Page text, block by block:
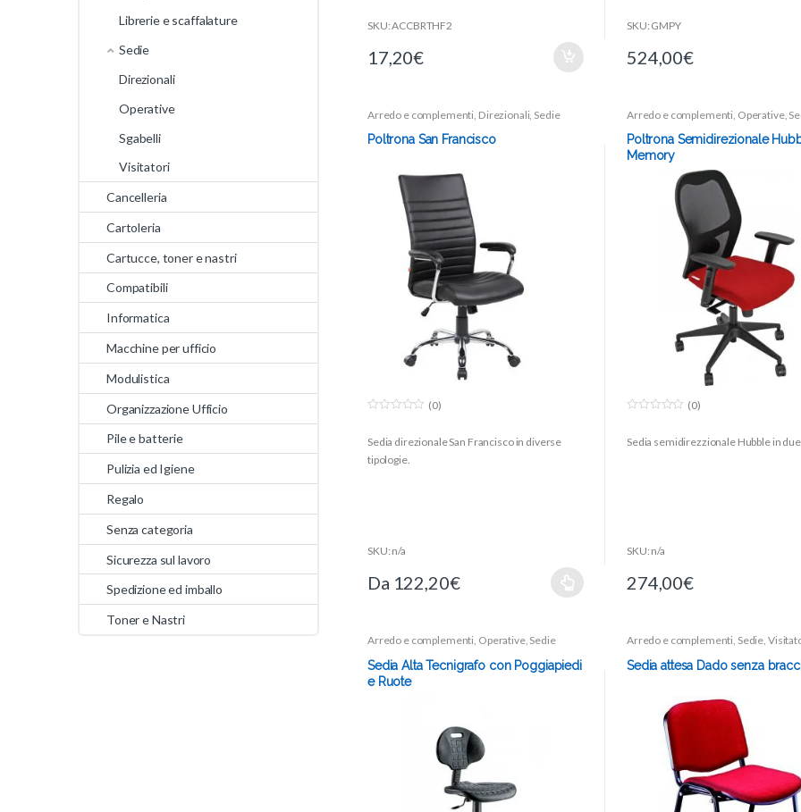
SKU: ACCBRTHF2
17,20€
Larg.seduta: 51
Braccioli : inclusi.
SKU: GMPY
524,00€
Arredo e complementi Direzionali Sedie
Poltrona San Francisco
u
o
(0)
Sedia direzionale San Francisco in diverse
tipologie.
SKU: n/a
Da 122,20€
Arredo e complementi Operative,
Poltrona Semidirezionale
Memory
u
(0)
Sedia semidirezzionale Hubble in
SKU: n/a
274,00€
Arredo e complementi, Operative, Sedie
Sedia Alta Tecnigrafo con Poggiapiedi
e Ruote
Arredo e complementi, Sedie,
Sedia attesa Dado senza
Librerie e scaffalature
Sedie
Direzionali
Operative
Sgabelli
Visitatori
Cancelleria
Cartoleria
Cartucce, toner e nastri
Compatibili
Informatica
Macchine per ufficio
Modulistica
Organizzazione Ufficio
Pile e batterie
Pulizia ed Igiene
Regalo
Senza categoria
Sicurezza sul lavoro
Spedizione ed imballo
Toner e Nastri